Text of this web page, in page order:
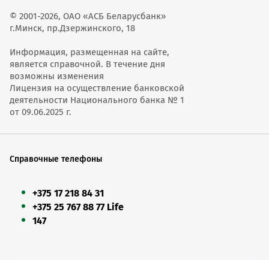
© 2001-2026, ОАО «АСБ Беларусбанк»
г.Минск, пр.Дзержинского, 18
Информация, размещенная на сайте,
является справочной. В течение дня
возможны изменения
Лицензия на осуществление банковской
деятельности Национального банка № 1
от 09.06.2025 г.
Справочные телефоны
+375 17 218 84 31
+375 25 767 88 77 Life
147